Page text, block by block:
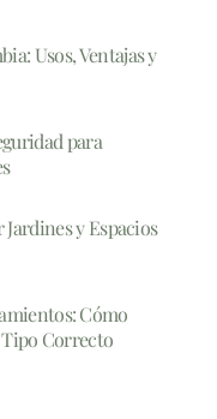
Usos, Ventajas y
para
y Espacios
Cómo
Correcto